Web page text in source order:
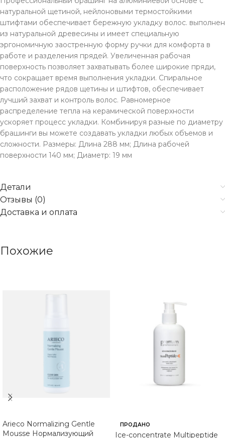
натуральной щетиной, нейлоновыми термостойкими
штифтами обеспечивает бережную укладку волос. выполнен
из натуральной древесины и имеет специальную
эргономичную заостренную форму ручки для комфорта в
работе и разделения прядей. Увеличенная рабочая
поверхность позволяет захватывать более широкие пряди,
что сокращает время выполнения укладки. Спиральное
расположение рядов щетины и штифтов, обеспечивает
лучший захват и контроль волос. Равномерное
распределение тепла на керамической поверхности
ускоряет процесс укладки. Комбинируя разные по диаметру
брашинги вы можете создавать укладки любых объемов и
сложности. Размеры: Длина 288 мм; Длина рабочей
поверхности 140 мм; Диаметр: 19 мм
Детали
Отзывы (0)
Доставка и оплата
Похожие
Arieco Normalizing Gentle
Mousse Нормализующий
ПРОДАНО
Ice-concentrate Multipeptide